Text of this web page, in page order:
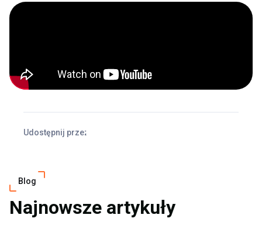
Udostępnij przez
Blog
Najnowsze artykuły